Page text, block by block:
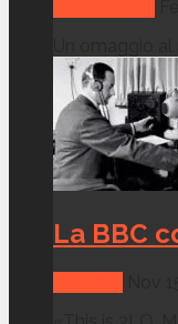
La BBC